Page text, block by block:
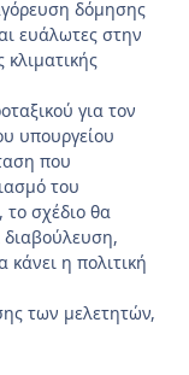
δόμησης
ευάλωτες στην
για τον
υπουργείου
που
του
σχέδιο θα
διαβούλευση,
η πολιτική
των μελετητών,